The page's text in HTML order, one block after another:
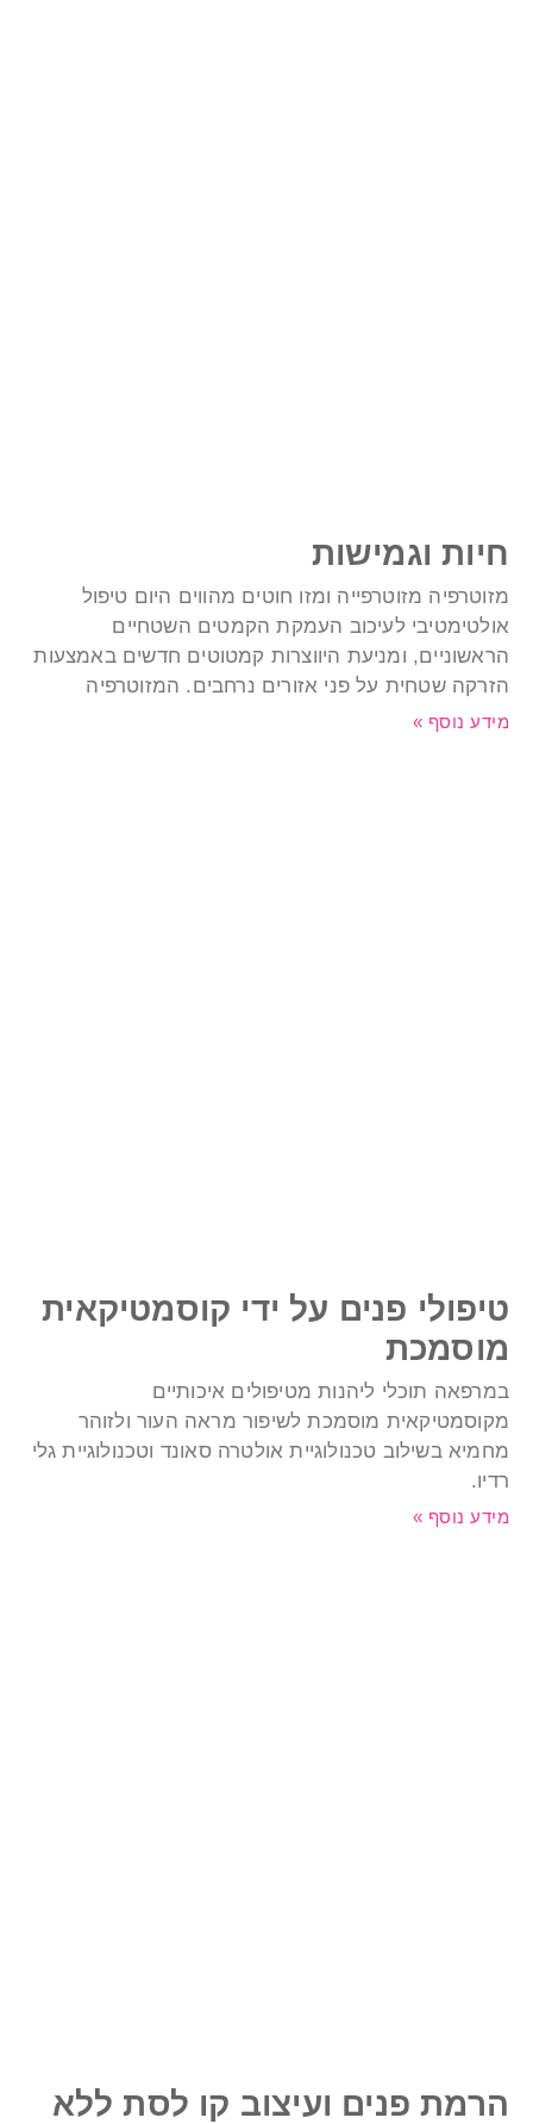
וגמישות
מזוטרפייה ומזו חוטים מהווים היום טיפול
לעיכוב העמקת הקמטים השטחיים
ומניעת היווצרות קמטוטים חדשים באמצעות
שטחית על פני אזורים נרחבים. המזוטרפיה
נוסף »
פנים על ידי קוסמטיקאית
תוכלי ליהנות מטיפולים איכותיים
מוסמכת לשיפור מראה העור ולזוהר
בשילוב טכנולוגיית אולטרה סאונד וטכנולוגיית גלי
נוסף »
פנים ועיצוב קו לסת ללא